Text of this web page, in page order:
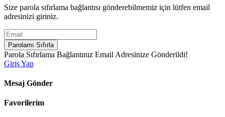
Size parola sıfırlama bağlantısı gönderebilmemiz için lütfen email
adresinizi giriniz.
Parolamı Sıfırla
Parola Sıfırlama Bağlantınız Email Adresinize Gönderildi!
Giriş Yap
Mesaj Gönder
Favorilerim